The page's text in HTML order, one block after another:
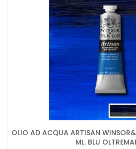
OLIO AD ACQUA ARTISAN
ML. BLU